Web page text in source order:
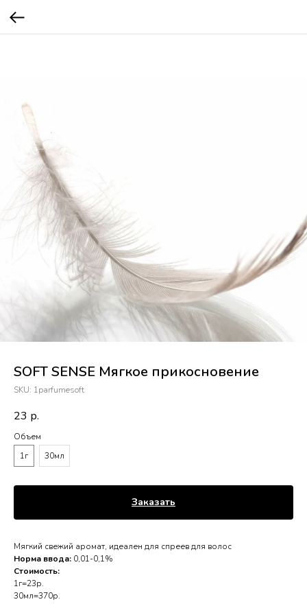
SOFT SENSE Мягкое прикосновение
SKU: 1parfumesoft
23 р.
Объем
1г
30мл
Заказать
Мягкий свежий аромат, идеален для спреев для волос
Норма ввода: 0,01-0,1%
Стоимость:
1г=23р.
30мл=370р.